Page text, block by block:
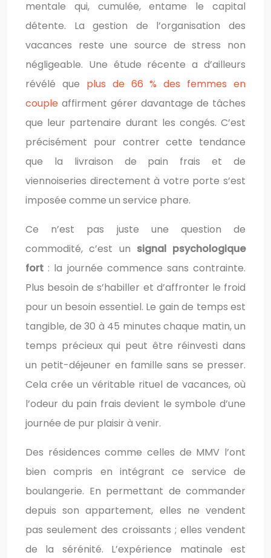
mentale qui, cumulée, entame le capital
détente. La gestion de l’organisation des
vacances reste une source de stress non
négligeable. Une étude récente a d’ailleurs
révélé que plus de 66 % des femmes en
couple affirment gérer davantage de tâches
que leur partenaire durant les congés. C’est
précisément pour contrer cette tendance
que la livraison de pain frais et de
viennoiseries directement à votre porte s’est
imposée comme un service phare.
Ce n’est pas juste une question de
commodité, c’est un signal psychologique
fort : la journée commence sans contrainte.
Plus besoin de s’habiller et d’affronter le froid
pour un besoin essentiel. Le gain de temps est
tangible, de 30 à 45 minutes chaque matin, un
temps précieux qui peut être réinvesti dans
un petit-déjeuner en famille sans se presser.
Cela crée un véritable rituel de vacances, où
l’odeur du pain frais devient le symbole d’une
journée de pur plaisir à venir.
Des résidences comme celles de MMV l’ont
bien compris en intégrant ce service de
boulangerie. En permettant de commander
depuis son appartement, elles ne vendent
pas seulement des croissants ; elles vendent
de la sérénité. L’expérience matinale est